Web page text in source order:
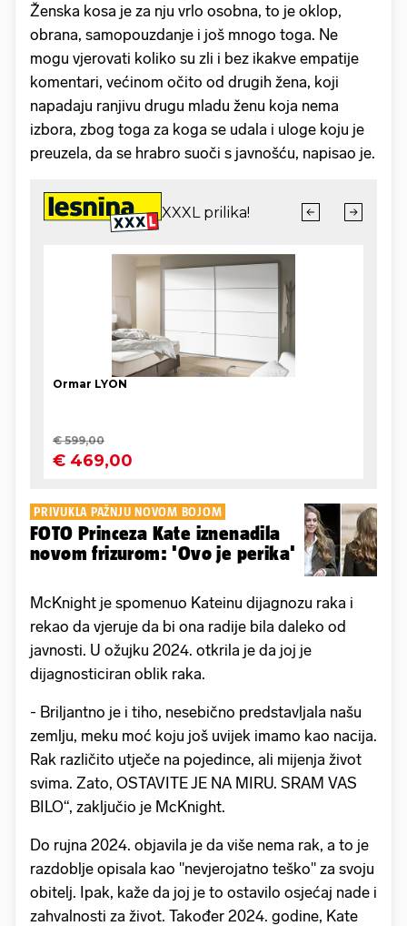
Ženska kosa je za nju vrlo osobna, to je oklop,
obrana, samopouzdanje i još mnogo toga. Ne
mogu vjerovati koliko su zli i bez ikakve empatije
komentari, većinom očito od drugih žena, koji
napadaju ranjivu drugu mladu ženu koja nema
izbora, zbog toga za koga se udala i uloge koju je
preuzela, da se hrabro suoči s javnošću, napisao je.
PRIVUKLA PAŽNJU NOVOM BOJOM
FOTO Princeza Kate iznenadila
novom frizurom: 'Ovo je perika'
McKnight je spomenuo Kateinu dijagnozu raka i
rekao da vjeruje da bi ona radije bila daleko od
javnosti. U ožujku 2024. otkrila je da joj je
dijagnosticiran oblik raka.
- Briljantno je i tiho, nesebično predstavljala našu
zemlju, meku moć koju još uvijek imamo kao nacija.
Rak različito utječe na pojedince, ali mijenja život
svima. Zato, OSTAVITE JE NA MIRU. SRAM VAS
BILO“, zaključio je McKnight.
Do rujna 2024. objavila je da više nema rak, a to je
razdoblje opisala kao "nevjerojatno teško" za svoju
obitelj. Ipak, kaže da joj je to ostavilo osjećaj nade i
zahvalnosti za život. Također 2024. godine, Kate